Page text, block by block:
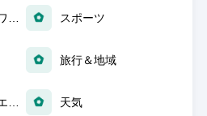
スポーツ
旅行＆地域
天気